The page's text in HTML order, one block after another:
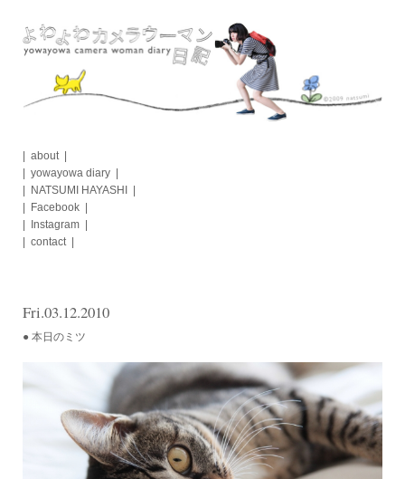
content
about
yowayowa diary
NATSUMI HAYASHI
Facebook
Instagram
contact
Fri.03.12.2010
● 本日のミツ